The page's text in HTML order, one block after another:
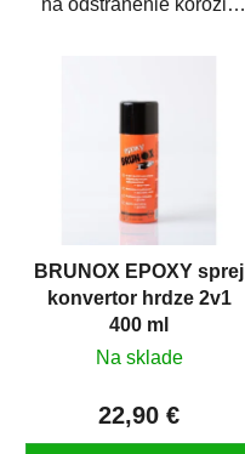
na odstránenie korózie
BRUNOX EPOXY sprej
konvertor hrdze 2v1
400 ml
Na sklade
22,90 €